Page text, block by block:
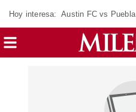
Hoy interesa: Austin FC vs Puebla